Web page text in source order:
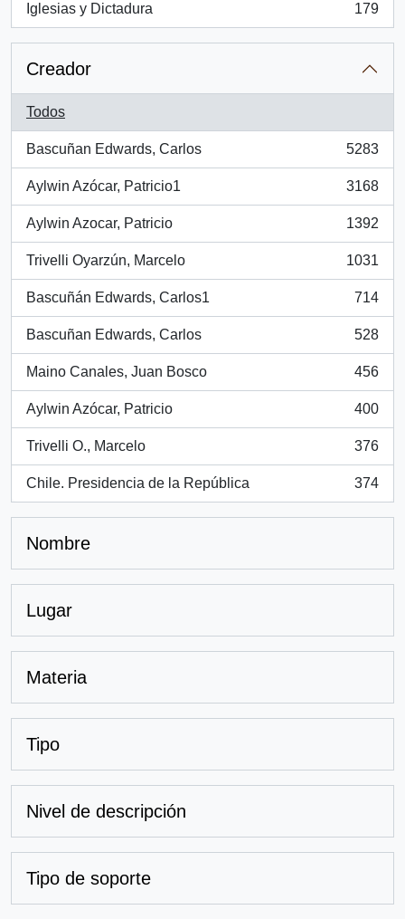
Iglesias y Dictadura
, 179 resultados
179
Creador
Todos
Bascuñan Edwards, Carlos
, 5283 resultados
5283
Aylwin Azócar, Patricio1
, 3168 resultados
3168
Aylwin Azocar, Patricio
, 1392 resultados
1392
Trivelli Oyarzún, Marcelo
, 1031 resultados
1031
Bascuñán Edwards, Carlos1
, 714 resultados
714
Bascuñan Edwards, Carlos
, 528 resultados
528
Maino Canales, Juan Bosco
, 456 resultados
456
Aylwin Azócar, Patricio
, 400 resultados
400
Trivelli O., Marcelo
, 376 resultados
376
Chile. Presidencia de la República
, 374 resultados
374
Nombre
Lugar
Materia
Tipo
Nivel de descripción
Tipo de soporte